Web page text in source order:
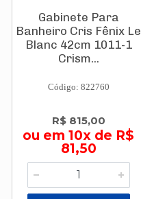
Gabinete Para
Banheiro Cris Fênix Le
Blanc 42cm 1011-1
Crism...
Código: 822760
R$ 815,00
ou em 10x de R$
81,50